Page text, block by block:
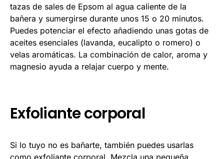
tazas de sales de Epsom al agua caliente de la
bañera y sumergirse durante unos 15 o 20 minutos.
Puedes potenciar el efecto añadiendo unas gotas de
aceites esenciales (lavanda, eucalipto o romero) o
velas aromáticas. La combinación de calor, aroma y
magnesio ayuda a relajar cuerpo y mente.
Exfoliante corporal
Si lo tuyo no es bañarte, también puedes usarlas
como exfoliante corporal. Mezcla una pequeña